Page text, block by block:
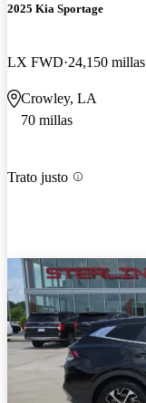
2025 Kia Sportage
LX FWD 24,150 millas
Crowley, LA
70 millas
Trato justo